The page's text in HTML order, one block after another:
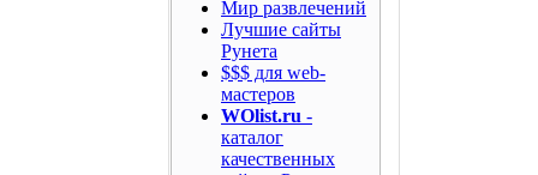
Мир развлечений
Лучшие сайты
Рунета
$$$ для web-
мастеров
WOlist.ru -
каталог
качественных